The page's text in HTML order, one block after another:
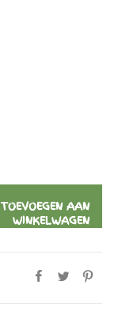
TOEVOEGEN AAN
WINKELWAGEN